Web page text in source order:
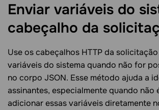
Enviar variáveis do
cabeçalho da
Use os cabeçalhos HTTP da
variáveis do sistema quando não for
no corpo JSON. Esse método ajuda a
assinantes, especialmente quando não
adicionar essas variáveis diretamente